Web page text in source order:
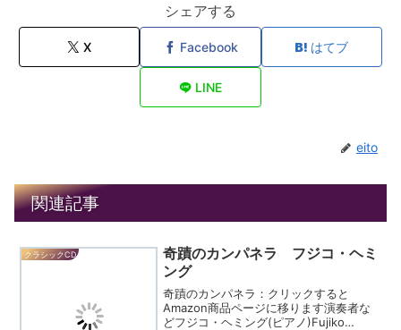
シェアする
X Facebook はてブ
LINE
eito
関連記事
クラシックCD
奇蹟のカンパネラ フジコ・ヘミ
ング
奇蹟のカンパネラ：クリックすると
Amazon商品ページに移ります演奏者な
どフジコ・ヘミング(ピアノ)Fujiko